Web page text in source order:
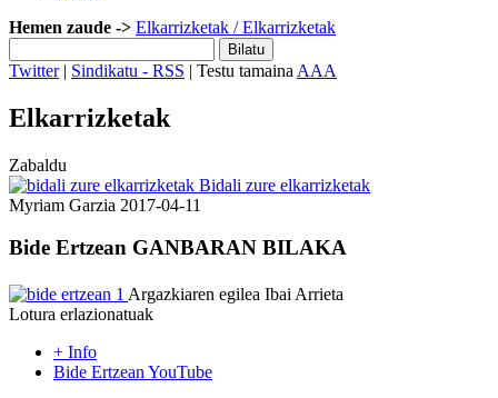
Hemen zaude -> Elkarrizketak / Elkarrizketak
Twitter| Sindikatu - RSS | Testu tamaina AAA
Elkarrizketak
Zabaldu
Bidali zure elkarrizketak
Myriam Garzia 2017-04-11
Bide Ertzean GANBARAN BILAKA
Argazkiaren egilea Ibai Arrieta
Lotura erlazionatuak
+ Info
Bide Ertzean YouTube